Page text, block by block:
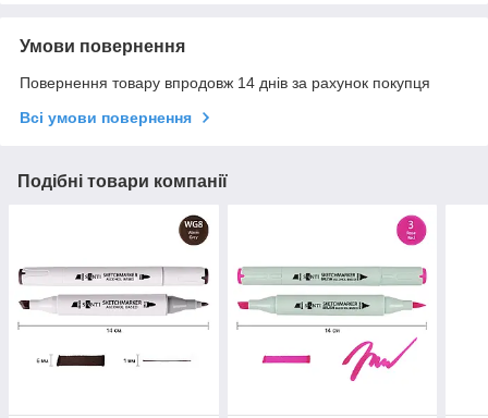
Умови повернення
Повернення товару впродовж 14 днів за рахунок покупця
Всі умови повернення
Подібні товари компанії